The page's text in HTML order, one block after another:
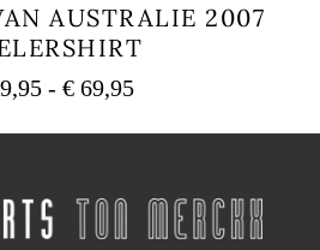
AUSTRALIE 2007
- €69,95Prijsklasse:
tot
variaties.
Deze